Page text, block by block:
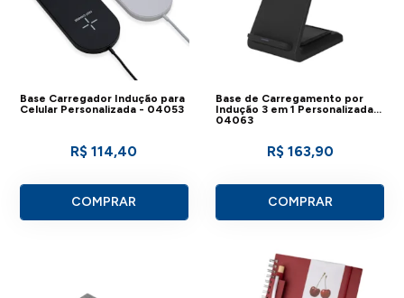
Base Carregador Indução para
Celular Personalizada - 04053
R$ 114,40
COMPRAR
Base de Carregamento por
Indução 3 em 1 Personalizada -
04063
R$ 163,90
COMPRAR